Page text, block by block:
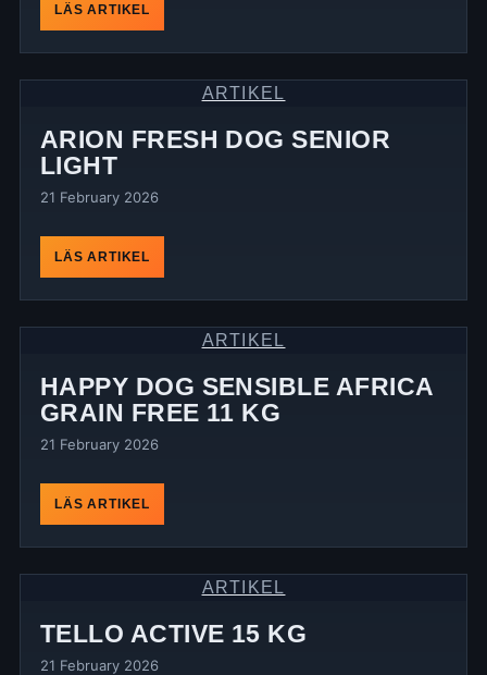
LÄS ARTIKEL
ARTIKEL
ARION FRESH DOG SENIOR
LIGHT
21 February 2026
LÄS ARTIKEL
ARTIKEL
HAPPY DOG SENSIBLE AFRICA
GRAIN FREE 11 KG
21 February 2026
LÄS ARTIKEL
ARTIKEL
TELLO ACTIVE 15 KG
21 February 2026